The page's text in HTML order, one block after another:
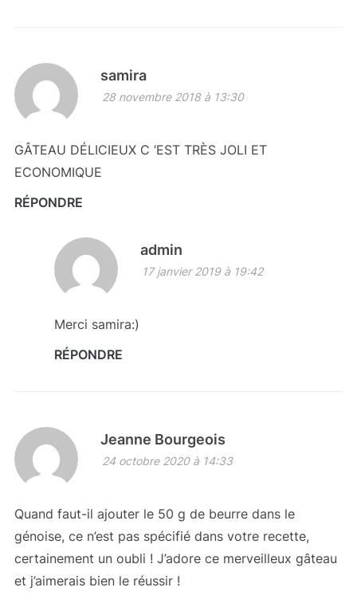
samira
28 novembre 2018 à 13:30
GÂTEAU DÉLICIEUX C ‘EST TRÈS JOLI ET
ECONOMIQUE
RÉPONDRE
admin
17 janvier 2019 à 19:42
Merci samira:)
RÉPONDRE
Jeanne Bourgeois
24 octobre 2020 à 14:33
Quand faut-il ajouter le 50 g de beurre dans le
génoise, ce n’est pas spécifié dans votre recette,
certainement un oubli ! J’adore ce merveilleux gâteau
et j’aimerais bien le réussir !